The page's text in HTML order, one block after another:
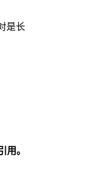
是长
用。